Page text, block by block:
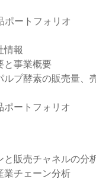
ポートフォリオ
情報
と事業概要
ルプ酵素の販売量、
ポートフォリオ
と販売チャネルの分
業チェーン分析